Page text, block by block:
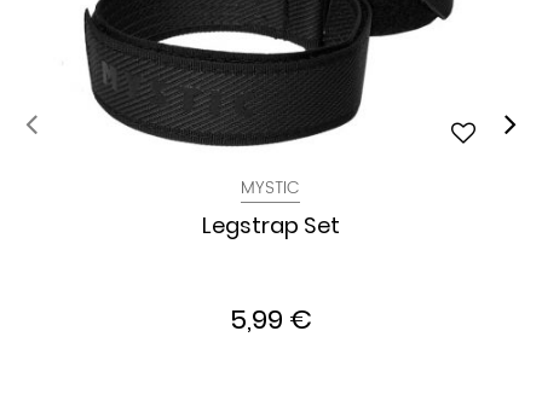
MYSTIC
Legstrap Set
5,99 €